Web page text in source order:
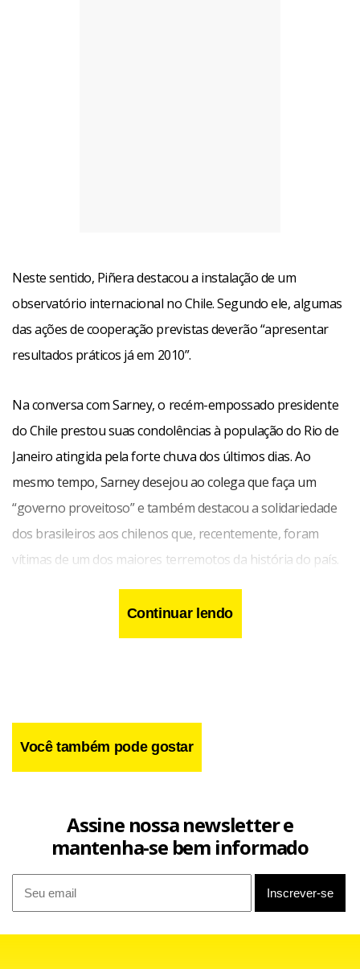
Neste sentido, Piñera destacou a instalação de um
observatório internacional no Chile. Segundo ele, algumas
das ações de cooperação previstas deverão “apresentar
resultados práticos já em 2010”.
Na conversa com Sarney, o recém-empossado presidente
do Chile prestou suas condolências à população do Rio de
Janeiro atingida pela forte chuva dos últimos dias. Ao
mesmo tempo, Sarney desejou ao colega que faça um
“governo proveitoso” e também destacou a solidariedade
dos brasileiros aos chilenos que, recentemente, foram
vítimas de um dos maiores terremotos da história do país.
“Espero que o governo seja rápido nas ações de ajuda ao
Continuar lendo
Você também pode gostar
Assine nossa newsletter e
mantenha-se bem informado